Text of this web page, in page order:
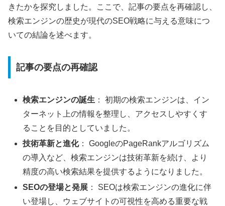
きたかを探究しました。ここで、記事の要点を再確認し、
検索エンジンの歴史が現代のSEO戦略に与える意味につ
いての結論を述べます。
記事の要点の再確認
検索エンジンの誕生 ： 初期の検索エンジンは、イン
ターネット上の情報を整理し、アクセスしやすくす
ることを目的としていました。
技術革新と進化： GoogleのPageRankアルゴリズム
の導入など、検索エンジンは技術革新を続け、より
精度の高い検索結果を提供するようになりました。
SEOの登場と発展 ： SEOは検索エンジンの進化に伴
い登場し、ウェブサイトの可視性を高める重要な戦